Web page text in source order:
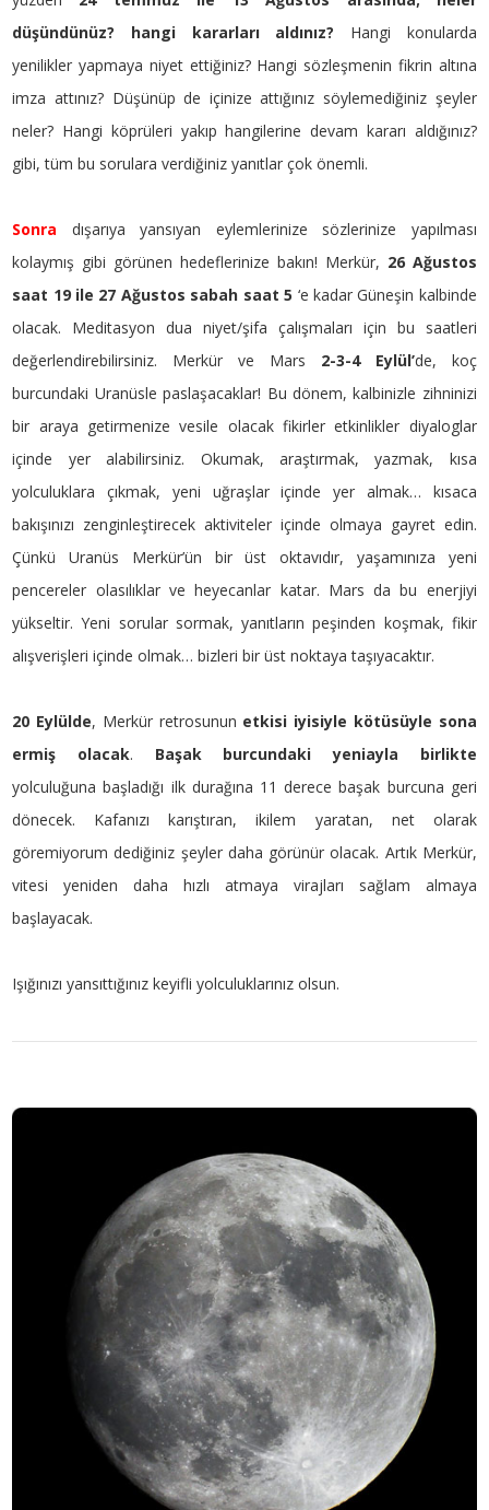
düşündünüz? hangi kararları aldınız? Hangi konularda
yenilikler yapmaya niyet ettiğiniz? Hangi sözleşmenin fikrin altına
imza attınız? Düşünüp de içinize attığınız söylemediğiniz şeyler
neler? Hangi köprüleri yakıp hangilerine devam kararı aldığınız?
gibi, tüm bu sorulara verdiğiniz yanıtlar çok önemli.
Sonra dışarıya yansıyan eylemlerinize sözlerinize yapılması
kolaymış gibi görünen hedeflerinize bakın! Merkür, 26 Ağustos
saat 19 ile 27 Ağustos sabah saat 5 ‘e kadar Güneşin kalbinde
olacak. Meditasyon dua niyet/şifa çalışmaları için bu saatleri
değerlendirebilirsiniz. Merkür ve Mars 2-3-4 Eylül’de, koç
burcundaki Uranüsle paslaşacaklar! Bu dönem, kalbinizle zihninizi
bir araya getirmenize vesile olacak fikirler etkinlikler diyaloglar
içinde yer alabilirsiniz. Okumak, araştırmak, yazmak, kısa
yolculuklara çıkmak, yeni uğraşlar içinde yer almak… kısaca
bakışınızı zenginleştirecek aktiviteler içinde olmaya gayret edin.
Çünkü Uranüs Merkür’ün bir üst oktavıdır, yaşamınıza yeni
pencereler olasılıklar ve heyecanlar katar. Mars da bu enerjiyi
yükseltir. Yeni sorular sormak, yanıtların peşinden koşmak, fikir
alışverişleri içinde olmak… bizleri bir üst noktaya taşıyacaktır.
20 Eylülde, Merkür retrosunun etkisi iyisiyle kötüsüyle sona
ermiş olacak. Başak burcundaki yeniayla birlikte
yolculuğuna başladığı ilk durağına 11 derece başak burcuna geri
dönecek. Kafanızı karıştıran, ikilem yaratan, net olarak
göremiyorum dediğiniz şeyler daha görünür olacak. Artık Merkür,
vitesi yeniden daha hızlı atmaya virajları sağlam almaya
başlayacak.
Işığınızı yansıttığınız keyifli yolculuklarınız olsun.